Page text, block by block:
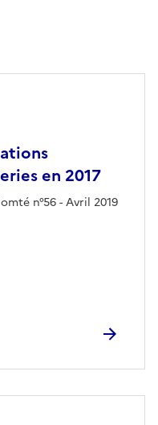
en 2017
n°56 - Avril 2019